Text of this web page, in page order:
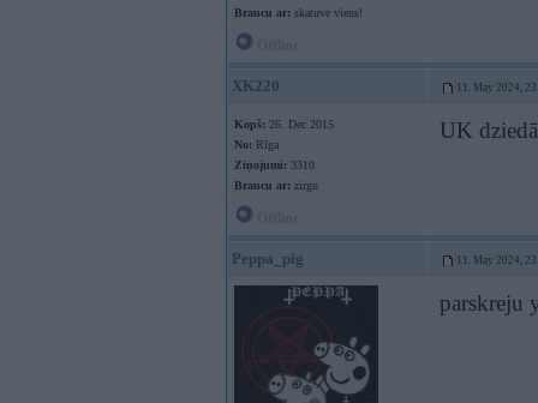
Braucu ar: skatuve viens!
XK220 11. May 2024,
Kopš: 26. Dec 2015
No: Rīga
Ziņojumi: 3310
Braucu ar: zirgu
UK
Peppa_pig 11. May 2024,
parskreju